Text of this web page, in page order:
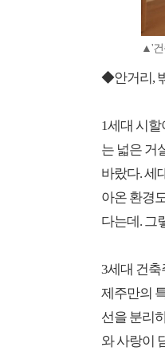
▲'건
◆안거리,
1세대 시
는 넓은 거
바랐다. 세
아온 환경
다는데. 그
3세대 건축
제주만의
선을 분리
와 사랑이